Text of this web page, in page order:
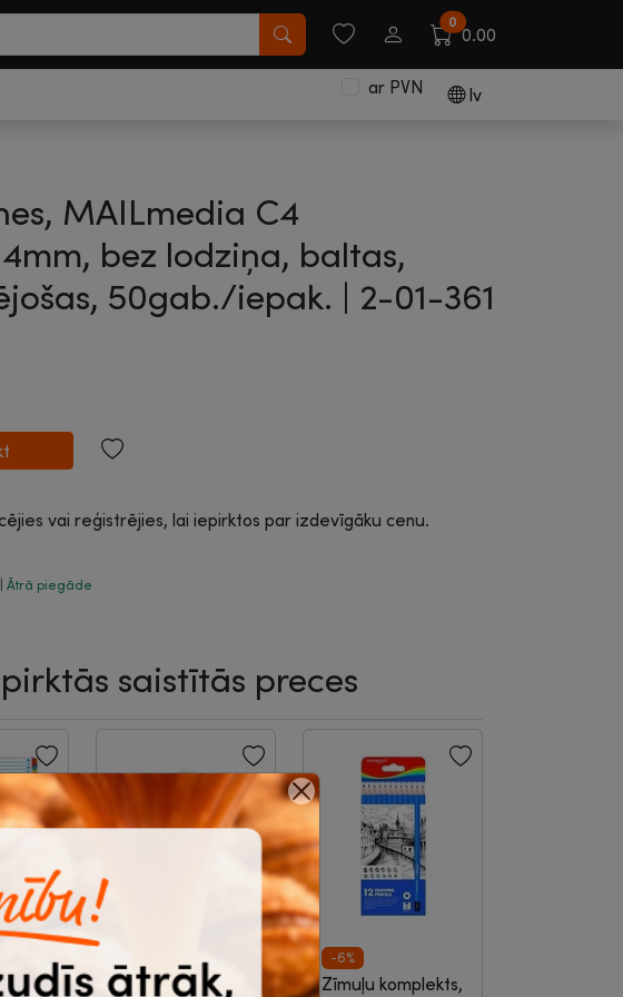
0
0.00
ar PVN lv
MAILmedia C4
bez lodziņa, baltas,
50gab./iepak. | 2-01-361
vai reģistrējies, lai iepirktos par izdevīgāku cenu.
Ātrā piegāde
saistītās preces
Kabatiņas A4,
-6%
Izpārdošana
Zīmuļu komplekts,